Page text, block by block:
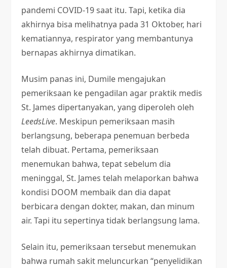
pandemi COVID-19 saat itu. Tapi, ketika dia
akhirnya bisa melihatnya pada 31 Oktober, hari
kematiannya, respirator yang membantunya
bernapas akhirnya dimatikan.
Musim panas ini, Dumile mengajukan
pemeriksaan ke pengadilan agar praktik medis
St. James dipertanyakan, yang diperoleh oleh
LeedsLive. Meskipun pemeriksaan masih
berlangsung, beberapa penemuan berbeda
telah dibuat. Pertama, pemeriksaan
menemukan bahwa, tepat sebelum dia
meninggal, St. James telah melaporkan bahwa
kondisi DOOM membaik dan dia dapat
berbicara dengan dokter, makan, dan minum
air. Tapi itu sepertinya tidak berlangsung lama.
Selain itu, pemeriksaan tersebut menemukan
bahwa rumah sakit meluncurkan “penyelidikan